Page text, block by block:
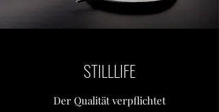
STILLLIFE
Der Qualität verpflichtet